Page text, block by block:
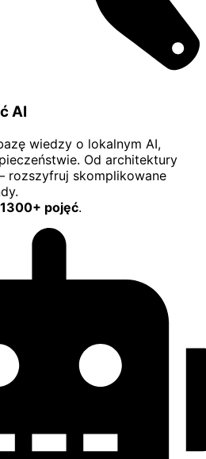
AI
wiedzy o lokalnym AI,
Od architektury
rozszyfruj skomplikowane
pojęć.